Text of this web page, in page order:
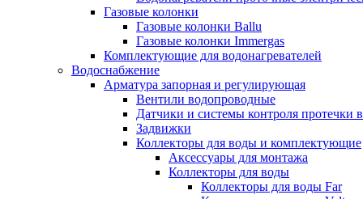
Газовые колонки
Газовые колонки Ballu
Газовые колонки Immergas
Комплектующие для водонагревателей
Водоснабжение
Арматура запорная и регулирующая
Вентили водопроводные
Датчики и системы контроля протечки
Задвижки
Коллекторы для воды и комплектующие
Аксессуары для монтажа
Коллекторы для воды
Коллекторы для воды Far